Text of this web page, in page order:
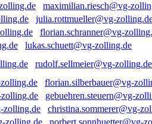
maximilian.riesch@vg-
julia.rottmueller@vg-
florian.schranner@vg-
lukas.schuett@vg-zolling.de
rudolf.sellmeier@vg-zolling.de
florian.silberbauer@vg-
gebuehren.steuern@vg-
christina.sommerer@vg-